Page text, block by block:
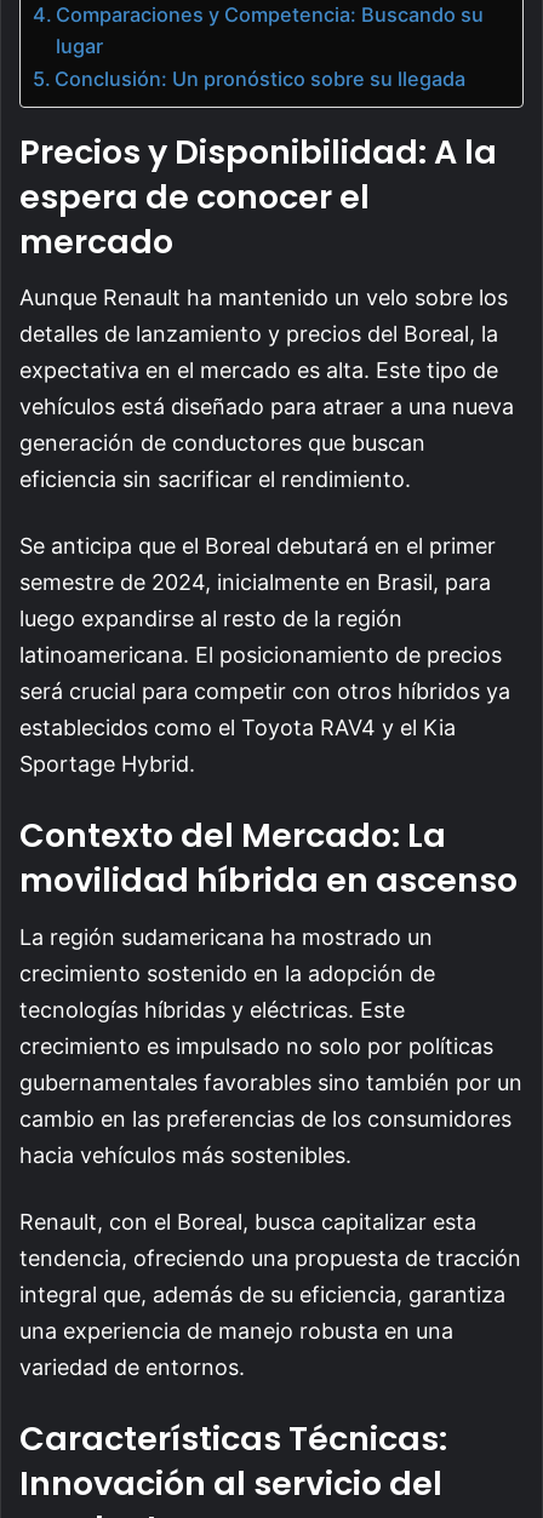
Comparaciones y Competencia: Buscando su
lugar
Conclusión: Un pronóstico sobre su llegada
Precios y Disponibilidad: A la
espera de conocer el
mercado
Aunque Renault ha mantenido un velo sobre los
detalles de lanzamiento y precios del Boreal, la
expectativa en el mercado es alta. Este tipo de
vehículos está diseñado para atraer a una nueva
generación de conductores que buscan
eficiencia sin sacrificar el rendimiento.
Se anticipa que el Boreal debutará en el primer
semestre de 2024, inicialmente en Brasil, para
luego expandirse al resto de la región
latinoamericana. El posicionamiento de precios
será crucial para competir con otros híbridos ya
establecidos como el Toyota RAV4 y el Kia
Sportage Hybrid.
Contexto del Mercado: La
movilidad híbrida en ascenso
La región sudamericana ha mostrado un
crecimiento sostenido en la adopción de
tecnologías híbridas y eléctricas. Este
crecimiento es impulsado no solo por políticas
gubernamentales favorables sino también por un
cambio en las preferencias de los consumidores
hacia vehículos más sostenibles.
Renault, con el Boreal, busca capitalizar esta
tendencia, ofreciendo una propuesta de tracción
integral que, además de su eficiencia, garantiza
una experiencia de manejo robusta en una
variedad de entornos.
Características Técnicas:
Innovación al servicio del